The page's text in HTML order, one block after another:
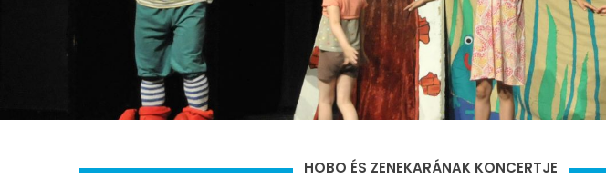
HOBO ÉS ZENEKARÁNAK KONCERTJE